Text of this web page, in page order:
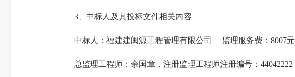
3、中标人及其投标文件相关内容
中标人：福建建闽源工程管理有限公司 监理服务费：8007元
总监理工程师：余国章，注册监理工程师注册编号：44042222